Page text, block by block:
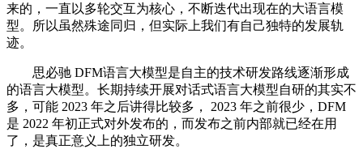
来的，一直以多轮交互为核心，不断迭代出现在的大语言模
型。所以虽然殊途同归，但实际上我们有自己独特的发展轨
迹。
思必驰 DFM语言大模型是自主的技术研发路线逐渐形成
的语言大模型。长期持续开展对话式语言大模型自研的其实不
多，可能 2023 年之后讲得比较多， 2023 年之前很少，DFM
是 2022 年初正式对外发布的，而发布之前内部就已经在用
了，是真正意义上的独立研发。